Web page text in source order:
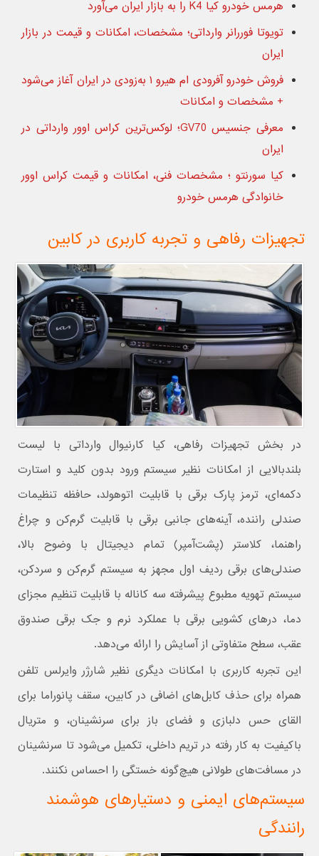
هرمس خودرو کیا K4 را به بازار ایران می‌آورد
تویوتا فوررانر وارداتی؛ مشخصات، امکانات و قیمت در بازار
ایران
فروش خودرو آفرودی ام هیرو ۱ به‌زودی در ایران آغاز می‌شود
+ مشخصات و امکانات
معرفی جنسیس GV70؛ لوکس‌ترین کراس‌ اوور وارداتی در
ایران
کیا سورنتو ؛ مشخصات فنی، امکانات و قیمت کراس اوور
خانوادگی هرمس خودرو
تجهیزات رفاهی و تجربه کاربری در کابین
در بخش تجهیزات رفاهی، کیا کارنیوال وارداتی با لیست
بلندبالایی از امکانات نظیر سیستم ورود بدون کلید و استارت
دکمه‌ای، ترمز پارک برقی با قابلیت اتوهولد، حافظه تنظیمات
صندلی راننده، آینه‌های جانبی برقی با قابلیت گرم‌کن و چراغ
راهنما، کلاستر (پشت‌آمپر) تمام دیجیتال با وضوح بالا،
صندلی‌های برقی ردیف اول مجهز به سیستم گرم‌کن و سردکن،
سیستم تهویه مطبوع پیشرفته سه کاناله با قابلیت تنظیم مجزای
دما، درهای کشویی برقی با عملکرد نرم و جک برقی صندوق
عقب، سطح متفاوتی از آسایش را ارائه می‌دهد.
این تجربه کاربری با امکانات دیگری نظیر شارژر وایرلس تلفن
همراه برای حذف کابل‌های اضافی در کابین، سقف پانوراما برای
القای حس دلبازی و فضای باز برای سرنشینان، و متریال
باکیفیت به کار رفته در تریم داخلی، تکمیل می‌شود تا سرنشینان
در مسافت‌های طولانی هیچ‌گونه خستگی را احساس نکنند.
سیستم‌های ایمنی و دستیارهای هوشمند
رانندگی